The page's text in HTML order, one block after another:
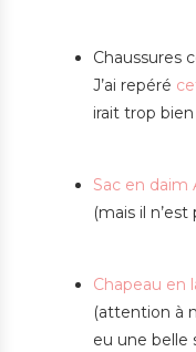
Chaussures
J’ai repéré
irait trop
Sac en daim
(mais il n’est
Chapeau en
(attention à
eu une belle